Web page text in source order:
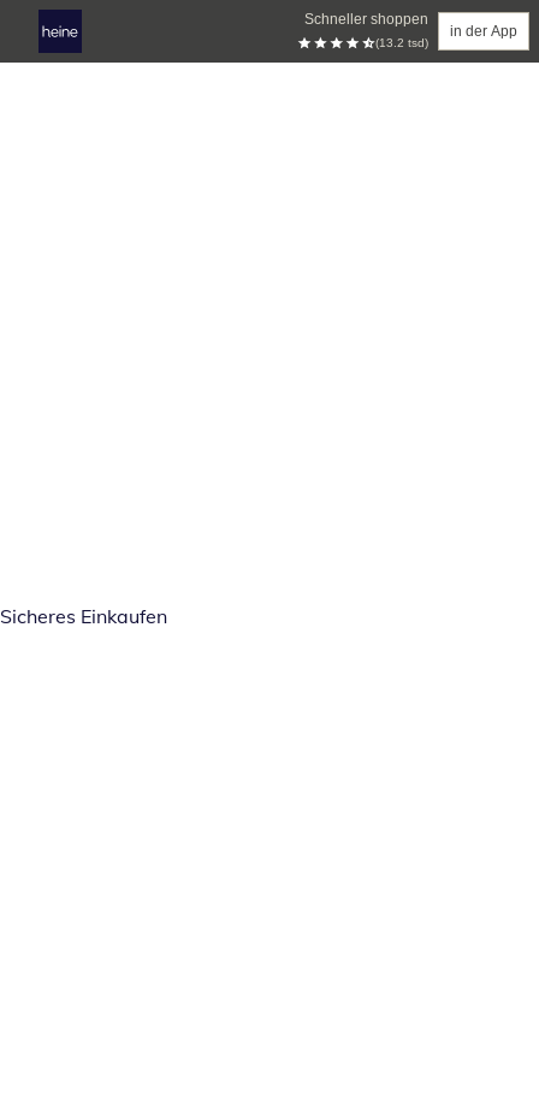
Schneller shoppen
(13.2 tsd)
in der App
Sicheres Einkaufen